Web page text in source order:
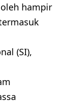
hampir
(SI),